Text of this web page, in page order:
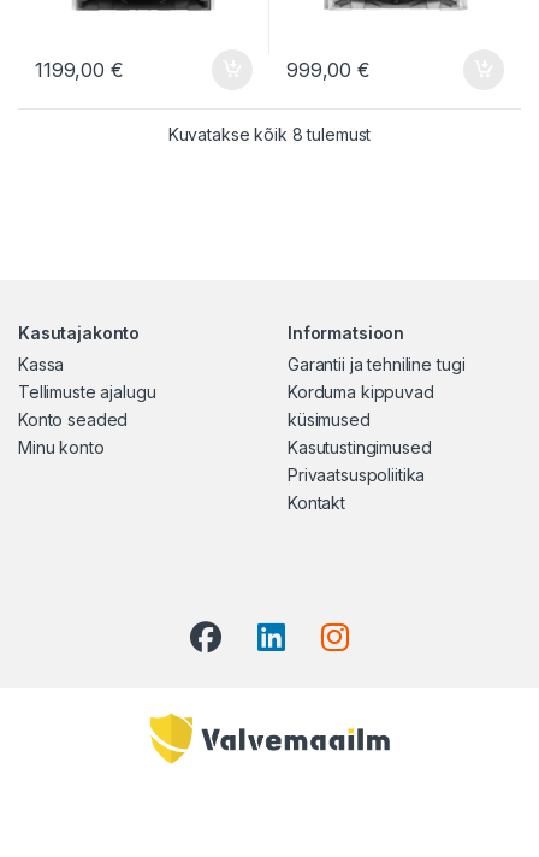
1199,00 € 999,00€
Kuvatakse kõik 8 tulemust
Kasutajakonto
Kassa
Tellimuste ajalugu
Konto seaded
Minu konto
Informatsioon
Garantii ja tehniline tugi
Korduma kippuvad
küsimused
Kasutustingimused
Privaatsuspoliitika
Kontakt